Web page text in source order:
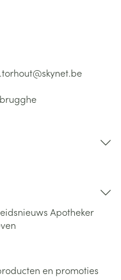
skynet.be
Apotheker
en promoties